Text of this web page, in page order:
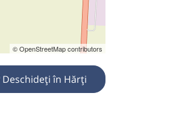
© OpenStreetMap contributors
Deschideți în Hărți